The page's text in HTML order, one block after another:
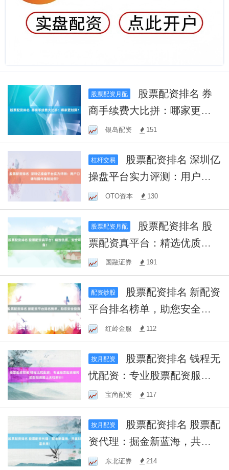
股票配资月配
商手续费大比拼：哪家更划
算？银岛配资 151
杠杆交易
操盘平台实力评测：用户口
碑与操作体验如何？
OTO资本 130
股票配资月配
票配资真平台：精选优质，
安全可靠！
国融证券 191
配资炒股
平台排名榜单，助您安全投
资！红岭金服 112
按月配资
忧配资：专业股票配资服
务，助您投资路上无忧前
行！
宝尚配资 117
按月配资
资代理：掘金新蓝海，共赢
财富未来！
东北证券 214